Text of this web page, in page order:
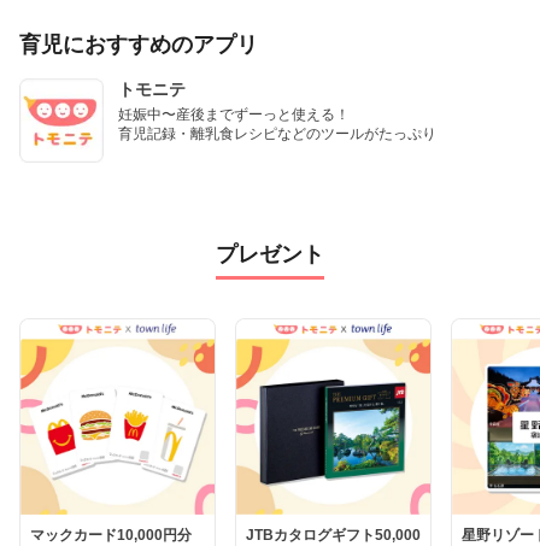
育児におすすめのアプリ
トモニテ
妊娠中〜産後までずーっと使える！
育児記録・離乳食レシピなどのツールがたっぷり
プレゼント
マックカード10,000円分
JTBカタログギフト50,000
星野リゾー